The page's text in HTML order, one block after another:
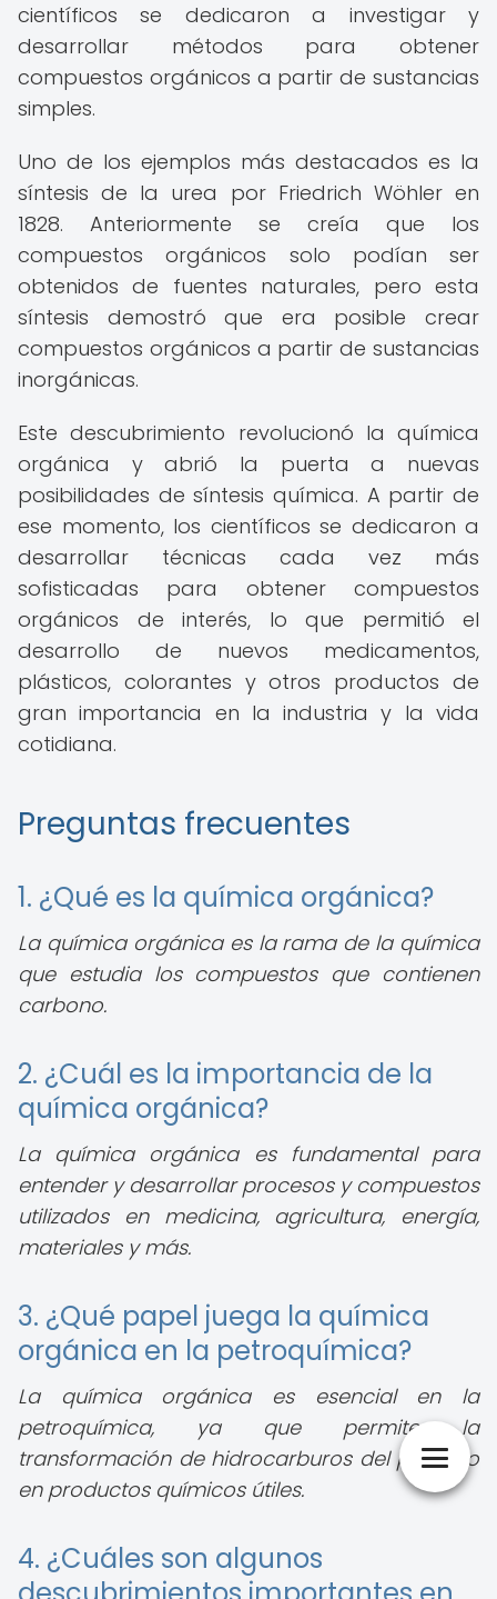
científicos se dedicaron a investigar y
desarrollar métodos para obtener
compuestos orgánicos a partir de sustancias
simples.
Uno de los ejemplos más destacados es la
síntesis de la urea por Friedrich Wöhler en
1828. Anteriormente se creía que los
compuestos orgánicos solo podían ser
obtenidos de fuentes naturales, pero esta
síntesis demostró que era posible crear
compuestos orgánicos a partir de sustancias
inorgánicas.
Este descubrimiento revolucionó la química
orgánica y abrió la puerta a nuevas
posibilidades de síntesis química. A partir de
ese momento, los científicos se dedicaron a
desarrollar técnicas cada vez más
sofisticadas para obtener compuestos
orgánicos de interés, lo que permitió el
desarrollo de nuevos medicamentos,
plásticos, colorantes y otros productos de
gran importancia en la industria y la vida
cotidiana.
Preguntas frecuentes
1. ¿Qué es la química orgánica?
La química orgánica es la rama de la química
que estudia los compuestos que contienen
carbono.
2. ¿Cuál es la importancia de la
química orgánica?
La química orgánica es fundamental para
entender y desarrollar procesos y compuestos
utilizados en medicina, agricultura, energía,
materiales y más.
3. ¿Qué papel juega la química
orgánica en la petroquímica?
La química orgánica es esencial en la
petroquímica, ya que permite la
transformación de hidrocarburos del petróleo
en productos químicos útiles.
4. ¿Cuáles son algunos